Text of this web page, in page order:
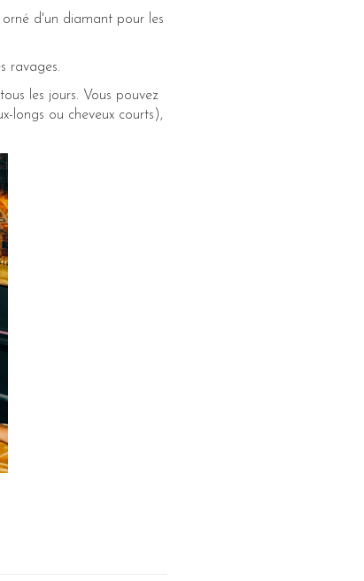
d'un diamant pour les
ravages.
les jours. Vous pouvez
longs ou cheveux courts),